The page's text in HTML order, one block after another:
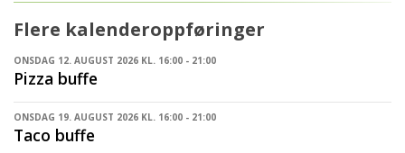
Flere kalenderoppføringer
ONSDAG 12. AUGUST 2026 KL. 16:00 - 21:00
Pizza buffe
ONSDAG 19. AUGUST 2026 KL. 16:00 - 21:00
Taco buffe